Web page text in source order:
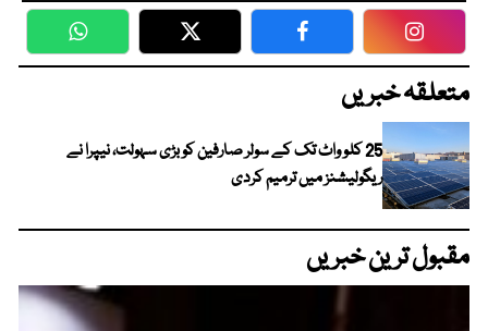
WhatsApp Twitter Facebook
متعلقہ خبریں
25 کلو واٹ تک کے سولر صارفین کو بڑی سہولت، نیپرا نے
ریگولیشنز میں ترمیم کردی
مقبول ترین خبریں